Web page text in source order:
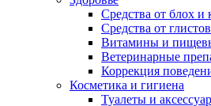
Средства от блох и
Средства от глистов
Витамины и
Ветеринарные
Коррекция
Косметика и гигиена
Туалеты и